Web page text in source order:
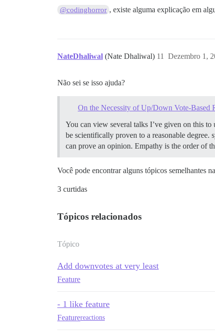
@codinghorror , existe alguma explicação em
NateDhaliwal (Nate Dhaliwal) Dezembro 1,
11
Não sei se isso ajuda?
On the Necessity of Up/Down Vote-Based
You can view several talks I’ve given on this to
be scientifically proven to a reasonable
can prove an opinion. Empathy is the order of
Você pode encontrar alguns tópicos semelhantes
3 curtidas
Tópicos relacionados
Tópico
Add downvotes at very least
Feature
- 1 like feature
Featurereactions